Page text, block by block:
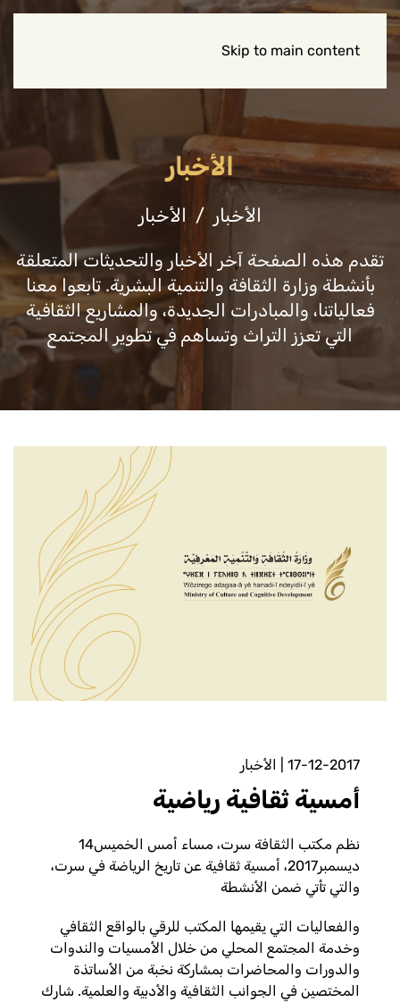
Skip to main content
الأخبار
الأخبار الأخبار
تقدم هذه الصفحة آخر الأخبار والتحديثات المتعلقة
بأنشطة وزارة الثقافة والتنمية البشرية. تابعوا معنا
فعالياتنا، والمبادرات الجديدة، والمشاريع الثقافية
التي تعزز التراث وتساهم في تطوير المجتمع
17-12-2017 الأخبار
أمسية ثقافية رياضية
نظم مكتب الثقافة سرت، مساء أمس الخميس14
ديسمبر2017، أمسية ثقافية عن تاريخ الرياضة في سرت،
والتي تأتي ضمن الأنشطة
والفعاليات التي يقيمها المكتب للرقي بالواقع الثقافي
وخدمة المجتمع المحلي من خلال الأمسيات والندوات
والدورات والمحاضرات بمشاركة نخبة من الأساتذة
المختصين في الجوانب الثقافية والأدبية والعلمية. شارك